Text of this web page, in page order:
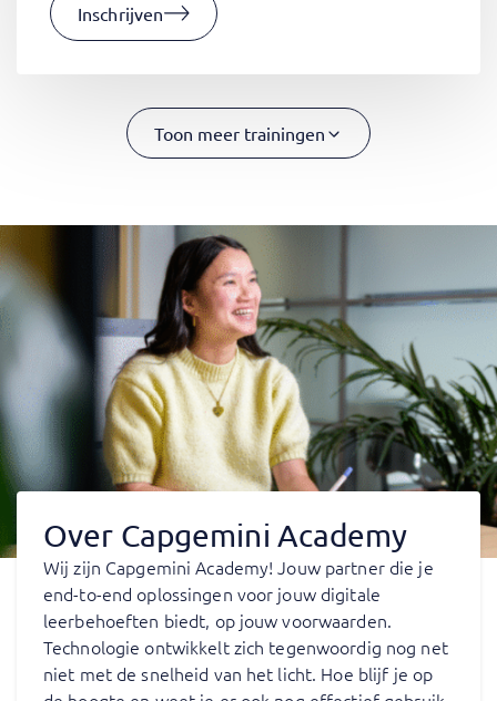
Inschrijven
Toon meer trainingen
Over Capgemini Academy
Wij zijn Capgemini Academy! Jouw partner die je
end-to-end oplossingen voor jouw digitale
leerbehoeften biedt, op jouw voorwaarden.
Technologie ontwikkelt zich tegenwoordig nog net
niet met de snelheid van het licht. Hoe blijf je op